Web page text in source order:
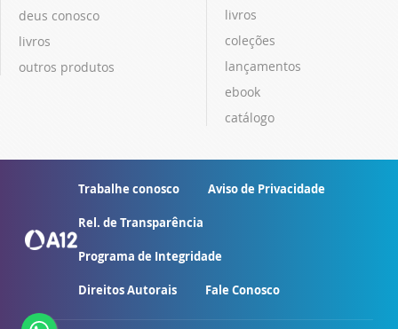
deus conosco
livros
outros produtos
livros
coleções
lançamentos
ebook
catálogo
Trabalhe conosco Aviso de Privacidade
Rel. de Transparência
Programa de Integridade
Direitos Autorais Fale Conosco